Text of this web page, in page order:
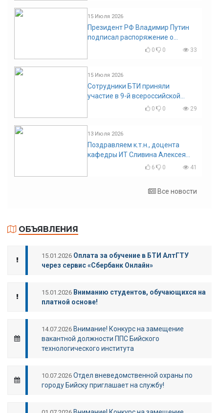
15 Июля 2026
Президент РФ Владимир Путин
подписал распоряжение о
поощрении граждан и трудовых
0 0 33
15 Июля 2026
Сотрудники БТИ приняли
участие в 9-й всероссийской
конференции по задачам со
0 0 29
13 Июля 2026
Поздравляем к.т.н., доцента
кафедры ИТ Сливина Алексея
Николаевича с юбилеем!
6 0 41
Все новости
ОБЪЯВЛЕНИЯ
15.01.2026 Оплата за обучение в БТИ АлтГТУ
через сервис «Сбербанк Онлайн»
15.01.2026 Вниманию студентов, обучающихся на
платной основе!
14.07.2026 Внимание! Конкурс на замещение
вакантной должности ППС Бийского
технологического института
10.07.2026 Отдел вневедомственной охраны по
городу Бийску приглашает на службу!